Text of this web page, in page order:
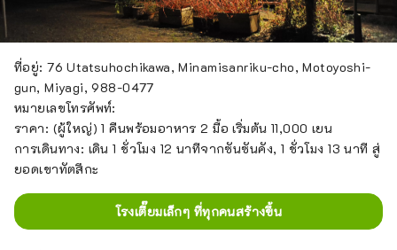
ที่อยู่: 76 Utatsuhochikawa, Minamisanriku-cho, Motoyoshi-
gun, Miyagi, 988-0477
หมายเลขโทรศัพท์:
ราคา: (ผู้ใหญ่) 1 คืนพร้อมอาหาร 2 มื้อ เริ่มต้น 11,000 เยน
การเดินทาง: เดิน 1 ชั่วโมง 12 นาทีจากซันซันคัง, 1 ชั่วโมง 13 นาที สู่
ยอดเขาทัตสึกะ
โรงเตี๊ยมเล็กๆ ที่ทุกคนสร้างขึ้น